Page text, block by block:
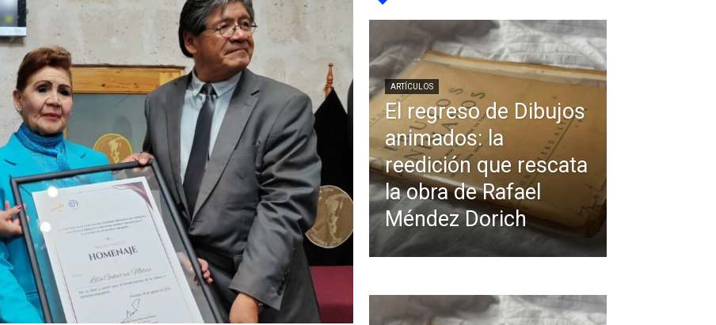
ARTÍCULOS
El regreso de Dibujos
animados: la
reedición que rescata
la obra de Rafael
Méndez Dorich